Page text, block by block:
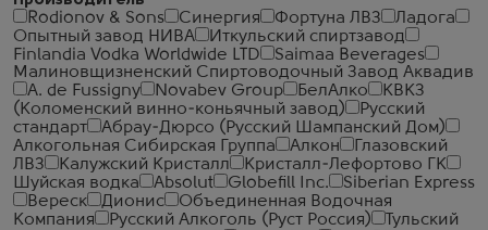
Rodionov & Sons
Синергия Фортуна ЛВЗ
Ладога
Опытный завод НИВА
Иткульский спиртзавод
Finlandia Vodka Worldwide LTD
Saimaa Beverages
Малиновщизненский Спиртоводочный Завод Аквадив
A. de Fussigny
Novabev Group БелАлко
КВКЗ
(Коломенский винно-коньячный завод)
Русский
стандарт
Абрау-Дюрсо (Русский Шампанский Дом)
Алкогольная Сибирская Группа
Алкон
Глазовский
ЛВЗ
Калужский Кристалл
Кристалл-Лефортово ГК
Шуйская водка
Absolut Globefill Inc.
Siberian Express
Вереск
Дионис
Объединенная Водочная
Компания
Русский Алкоголь (Руст Россия)
Тульский